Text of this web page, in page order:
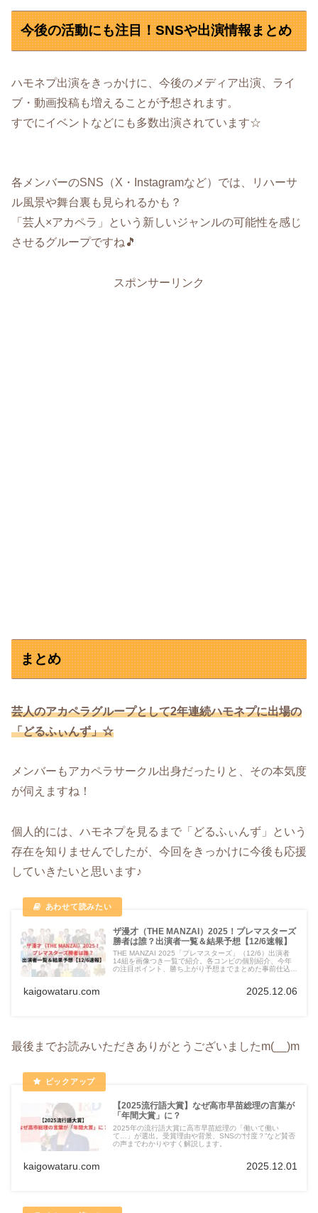
今後の活動にも注目！SNSや出演情報まとめ
ハモネプ出演をきっかけに、今後のメディア出演、ライ
ブ・動画投稿も増えることが予想されます。
すでにイベントなどにも多数出演されています☆
各メンバーのSNS（X・Instagramなど）では、リハーサ
ル風景や舞台裏も見られるかも？
「芸人×アカペラ」という新しいジャンルの可能性を感じ
させるグループですね🎵
スポンサーリンク
まとめ
芸人のアカペラグループとして2年連続ハモネプに出場の
「どるふぃんず」☆
メンバーもアカペラサークル出身だったりと、その本気度
が伺えますね！
個人的には、ハモネプを見るまで「どるふぃんず」という
存在を知りませんでしたが、今回をきっかけに今後も応援
していきたいと思います♪
ザ漫才（THE MANZAI）2025！プレマスターズ
勝者は誰？出演者一覧＆結果予想【12/6速報】
THE MANZAI 2025「プレマスターズ」（12/6）出演者
14組を画像つき一覧で紹介。各コンビの個別紹介、今年
の注目ポイント、勝ち上がり予想までまとめた事前仕込み
kaigowataru.com 2025.12.06
最後までお読みいただきありがとうございましたm(__)m
【2025流行語大賞】なぜ高市早苗総理の言葉が
「年間大賞」に？
2025年の流行語大賞に高市早苗総理の「働いて働い
て…」が選出。受賞理由や背景、SNSの“忖度？”など賛否
の声までわかりやすく解説します。
kaigowataru.com 2025.12.01